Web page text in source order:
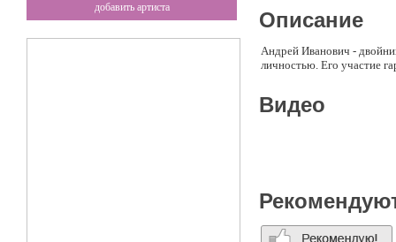
добавить артиста
Описание
Андрей Иванович -
личностью. Его участие
Видео